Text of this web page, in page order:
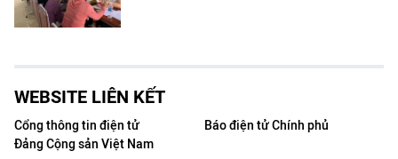
WEBSITE LIÊN KẾT
Cổng thông tin điện tử
Đảng Cộng sản Việt Nam
Báo điện tử Chính phủ